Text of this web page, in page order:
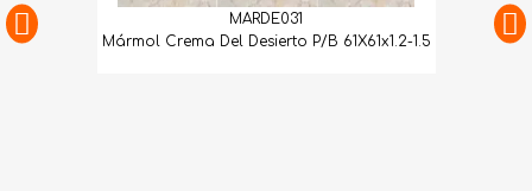
MARDE031
Mármol Crema Del Desierto P/B 61X61x1.2-1.5